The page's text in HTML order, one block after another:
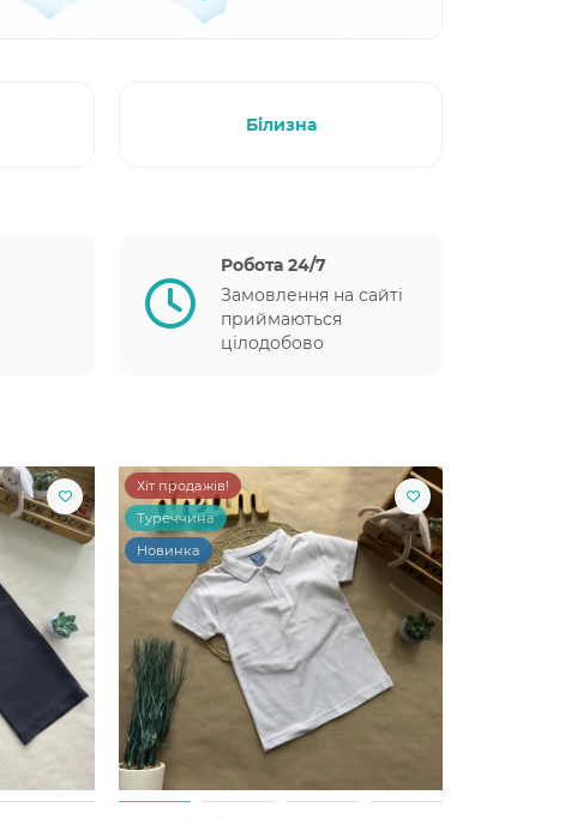
Білизна
Робота 24/7
Замовлення на сайті
приймаються
цілодобово
Хіт продажів!
Туреччина
Новинка